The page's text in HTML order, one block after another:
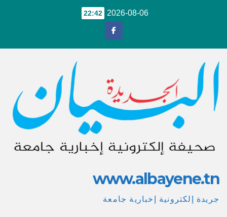
2026-08-06
22:42
www.albayene.tn
جريدة إلكترونية إخبارية جامعة